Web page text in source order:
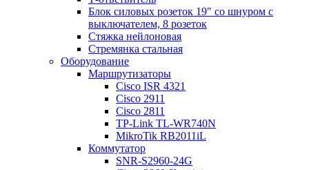
Блок силовых розеток 19″ со шнуром с
выключателем, 8 розеток
Стяжка нейлоновая
Стремянка стальная
Оборудование
Маршрутизаторы
Cisco ISR 4321
Cisco 2911
Cisco 2811
TP-Link TL-WR740N
MikroTik RB2011iL
Коммутатор
SNR-S2960-24G